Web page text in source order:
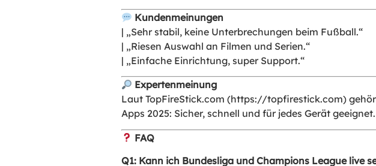
Kundenmeinungen
| „Sehr stabil, keine Unterbrechungen beim Fußball.“
| „Riesen Auswahl an Filmen und Serien.“
| „Einfache Einrichtung, super Support.“
Expertenmeinung
Laut TopFireStick.com (https://topfirestick.com)
Apps 2025: Sicher, schnell und für jedes Gerät geeignet.
FAQ
Q1: Kann ich Bundesliga und Champions League live